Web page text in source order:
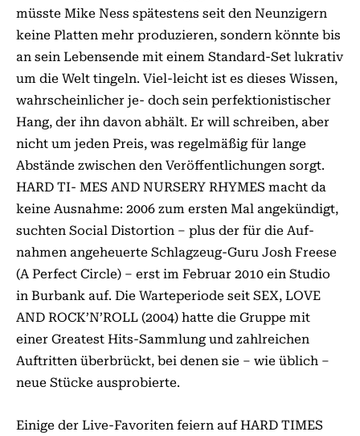
müsste Mike Ness spätestens seit den Neunzigern
keine Platten mehr produzieren, sondern könnte bis
an sein Lebensende mit einem Standard-Set lukrativ
um die Welt tingeln. Viel-leicht ist es dieses Wissen,
wahrscheinlicher je- doch sein perfektionistischer
Hang, der ihn davon abhält. Er will schreiben, aber
nicht um jeden Preis, was regelmäßig für lange
Abstände zwischen den Veröffentlichungen sorgt.
HARD TI- MES AND NURSERY RHYMES macht da
keine Ausnahme: 2006 zum ersten Mal angekündigt,
suchten Social Distortion – plus der für die Auf-
nahmen angeheuerte Schlagzeug-Guru Josh Freese
(A Perfect Circle) – erst im Februar 2010 ein Studio
in Burbank auf. Die Warteperiode seit SEX, LOVE
AND ROCK’N’ROLL (2004) hatte die Gruppe mit
einer Greatest Hits-Sammlung und zahlreichen
Auftritten überbrückt, bei denen sie – wie üblich –
neue Stücke ausprobierte.
Einige der Live-Favoriten feiern auf HARD TIMES